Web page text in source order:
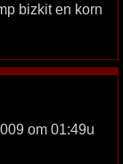
bizkit en korn
om 01:49u